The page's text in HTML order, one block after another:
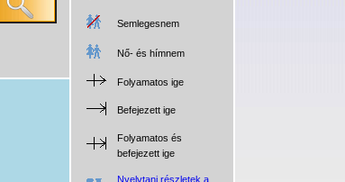
Semlegesnem
Nő- és hímnem
Folyamatos ige
Befejezett ige
Folyamatos és
befejezett ige
Nyelvtani részletek a